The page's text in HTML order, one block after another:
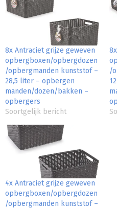
8x Antraciet grijze geweven
opbergboxen/opbergdozen
/opbergmanden kunststof –
28,5 liter – opbergen
manden/dozen/bakken –
opbergers
Soortgelijk bericht
/
4x Antraciet grijze geweven
opbergboxen/opbergdozen
/opbergmanden kunststof –